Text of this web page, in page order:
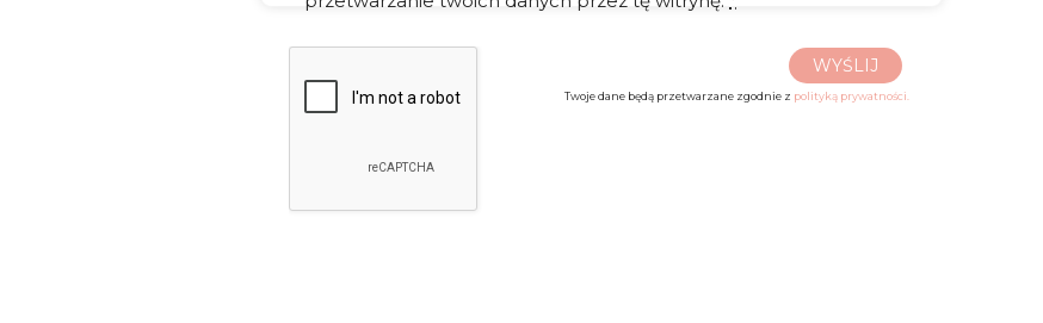
WYŚLIJ
Twoje dane będą przetwarzane zgodnie z polityką prywatności.